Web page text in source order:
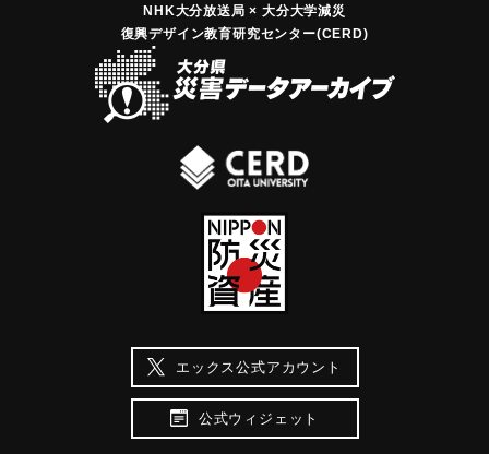
NHK大分放送局 × 大分大学減災
復興デザイン教育研究センター(CERD)
エックス公式アカウント
公式ウィジェット